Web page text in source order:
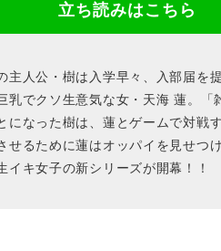
立ち読みはこちら
主人公・樹は入学早々、入部届を
乳でクソ生意気な女・天海 蓮。「
になった樹は、蓮とゲームで対戦
せるために蓮はオッパイを見せ
イキ女子の新シリーズが開幕！！